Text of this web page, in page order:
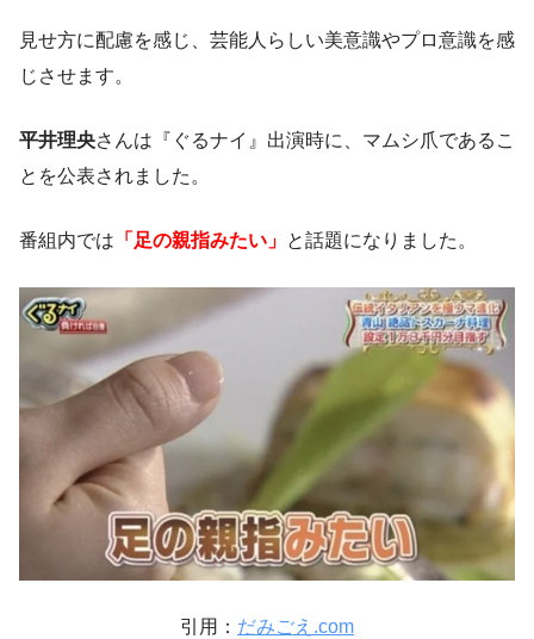
見せ方に配慮を感じ、芸能人らしい美意識やプロ意識を感
じさせます。
平井理央さんは『ぐるナイ』出演時に、マムシ爪であるこ
とを公表されました。
番組内では 「足の親指みたい」 と話題になりました。
引用： だみごえ.com